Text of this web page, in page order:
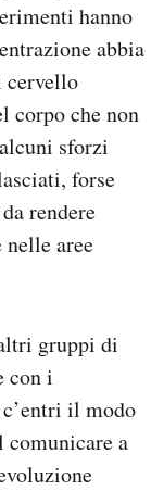
hanno
abbia
cervello
corpo che non
sforzi
forse
rendere
aree
gruppi di
con i
il modo
comunicare a